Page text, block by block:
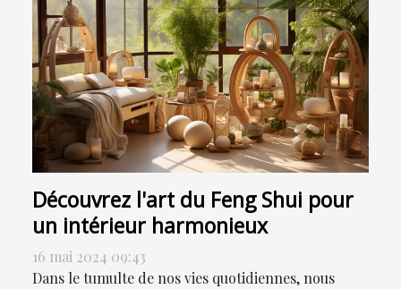
Découvrez l'art du Feng Shui pour
un intérieur harmonieux
16 mai 2024 09:43
Dans le tumulte de nos vies quotidiennes, nous